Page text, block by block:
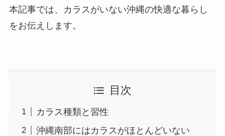
本記事では、カラスがいない沖縄の快適な暮らし
をお伝えします。
目次
カラス種類と習性
沖縄南部にはカラスがほとんどいない